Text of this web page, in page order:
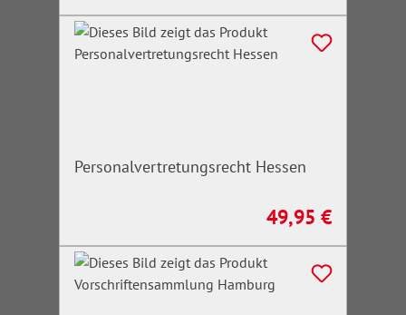
Personalvertretungsrecht Hessen
Regulärer Preis:
49,95 €